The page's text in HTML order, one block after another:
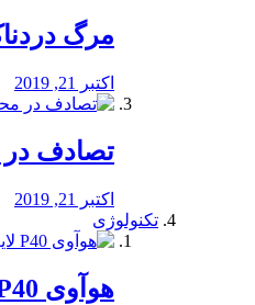
مرگ
اکتبر 21, 2019
تصادف در
اکتبر 21, 2019
تکنولوژی
هوآوی P40 لایت احتمالا موبا